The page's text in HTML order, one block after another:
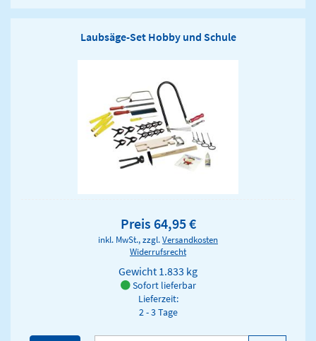
Laubsäge-Set Hobby und Schule
Preis 64,95 €
inkl. MwSt., zzgl.Versandkosten
Widerrufsrecht
Gewicht 1.833 kg
Sofort lieferbar
Lieferzeit:
2 - 3 Tage